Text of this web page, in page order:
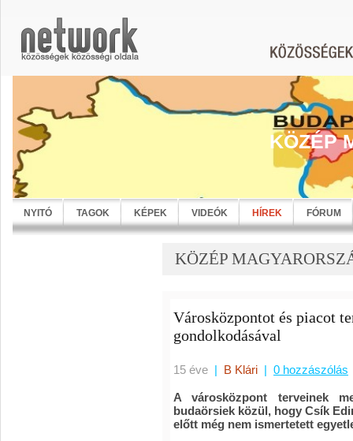
KÖZÉP
NYITÓ TAGOK KÉPEK VIDEÓK HÍREK FÓRUM
KÖZÉP
Városközpontot és piacot
gondolkodásával
15 éve | B Klári | 0 hozzászólás
A városközpont terveinek
budaörsiek közül, hogy Csík
előtt még nem ismertetett